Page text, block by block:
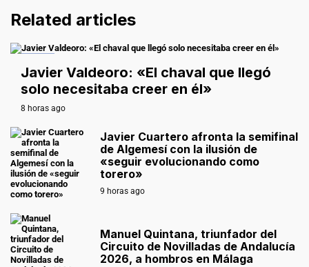
Related articles
Javier Valdeoro: «El chaval que llegó
solo necesitaba creer en él»
8 horas ago
Javier Cuartero afronta la semifinal
de Algemesí con la ilusión de
«seguir evolucionando como
torero»
9 horas ago
Manuel Quintana, triunfador del
Circuito de Novilladas de Andalucía
2026, a hombros en Málaga